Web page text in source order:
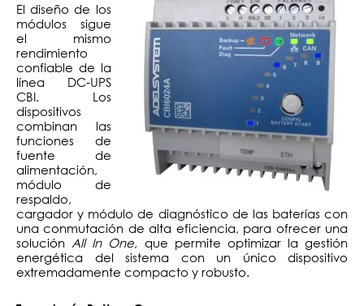
El diseño de los
módulos sigue
el mismo
rendimiento
confiable de la
línea DC-UPS
CBI. Los
dispositivos
combinan las
funciones de
fuente de
alimentación,
módulo de
respaldo,
cargador y módulo de diagnóstico de las baterías con
una conmutación de alta eficiencia, para ofrecer una
soluciónAll In One, que permite optimizar la gestión
energética del sistema con un único dispositivo
extremadamente compacto y robusto.